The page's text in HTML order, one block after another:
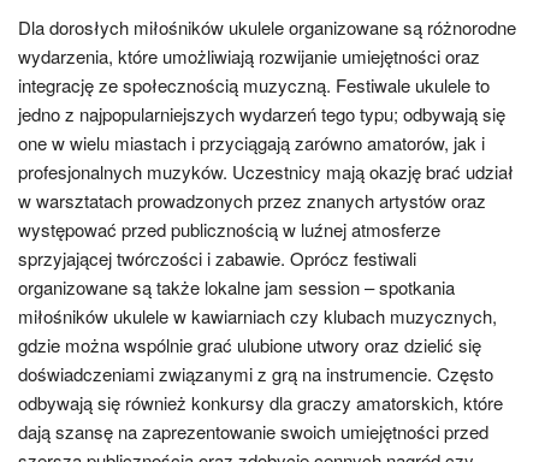
Dla dorosłych miłośników ukulele organizowane są różnorodne
wydarzenia, które umożliwiają rozwijanie umiejętności oraz
integrację ze społecznością muzyczną. Festiwale ukulele to
jedno z najpopularniejszych wydarzeń tego typu; odbywają się
one w wielu miastach i przyciągają zarówno amatorów, jak i
profesjonalnych muzyków. Uczestnicy mają okazję brać udział
w warsztatach prowadzonych przez znanych artystów oraz
występować przed publicznością w luźnej atmosferze
sprzyjającej twórczości i zabawie. Oprócz festiwali
organizowane są także lokalne jam session – spotkania
miłośników ukulele w kawiarniach czy klubach muzycznych,
gdzie można wspólnie grać ulubione utwory oraz dzielić się
doświadczeniami związanymi z grą na instrumencie. Często
odbywają się również konkursy dla graczy amatorskich, które
dają szansę na zaprezentowanie swoich umiejętności przed